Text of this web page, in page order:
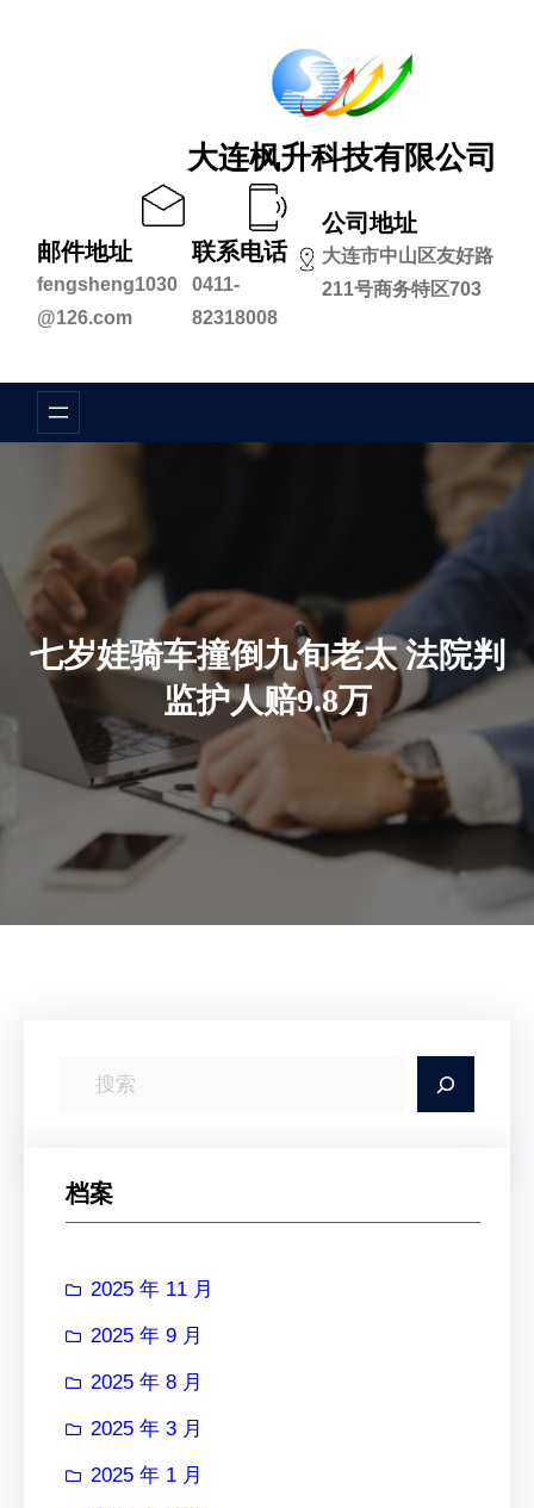
大连枫升科技有限公司
邮件地址
fengsheng1030
@126.com
联系电话
0411-
82318008
公司地址
大连市中山区友好路
211号商务特区703
七岁娃骑车撞倒九旬老太 法院判
监护人赔9.8万
档案
2025 年 11 月
2025 年 9 月
2025 年 8 月
2025 年 3 月
2025 年 1 月